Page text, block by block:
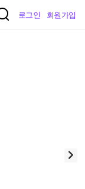
로그인 회원가입